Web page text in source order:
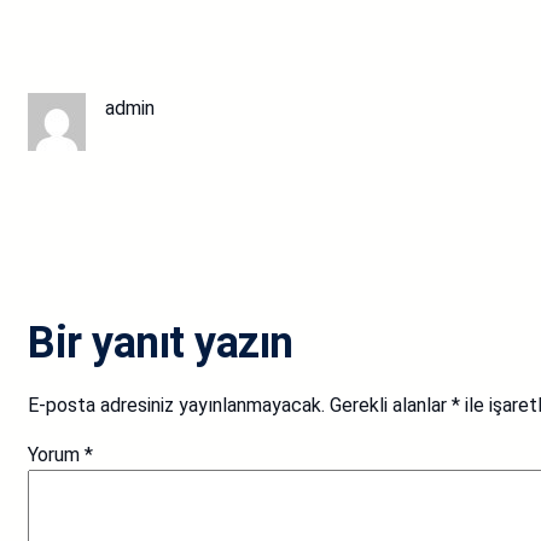
admin
Bir yanıt yazın
E-posta adresiniz yayınlanmayacak. Gerekli alanlar * ile
Yorum *